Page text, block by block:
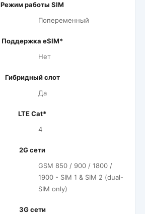
Режим работы SIM
Попеременный
Поддержка eSIM*
Нет
Гибридный слот
Да
LTE Cat*
4
2G сети
GSM 850 / 900 / 1800 /
1900 - SIM 1 & SIM 2 (dual-
SIM only)
3G сети